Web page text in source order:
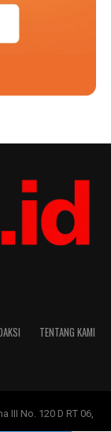
TENTANG KAMI
III No. 120 D RT 06,